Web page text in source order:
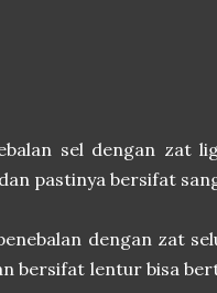
sel dengan zat
pastinya bersifat
dengan zat
bersifat lentur bisa